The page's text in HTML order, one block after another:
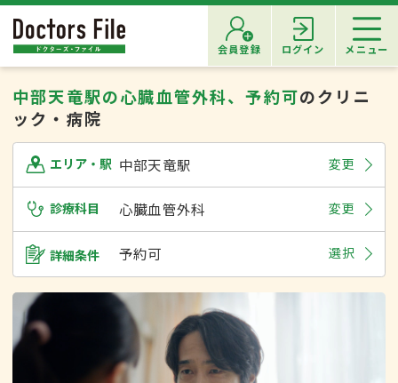
会員登録 ログイン メニュー
中部天竜駅の心臓血管外科、予約可のクリニ
ック・病院
エリア・駅 中部天竜駅 変更
診療科目 心臓血管外科 変更
詳細条件 予約可 選択